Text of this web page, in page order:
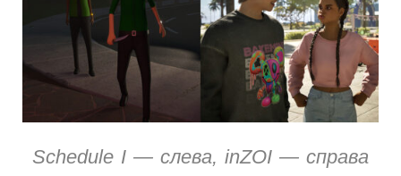
Schedule I — слева, inZOI — справа